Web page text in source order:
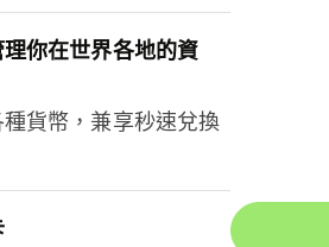
理你在世界各地的資
貨幣，兼享秒速兌換